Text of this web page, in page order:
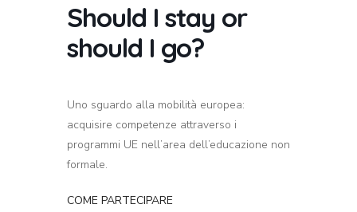
Should I stay or
should I go?
Uno sguardo alla mobilità europea:
acquisire competenze attraverso i
programmi UE nell’area dell’educazione non
formale.
COME PARTECIPARE